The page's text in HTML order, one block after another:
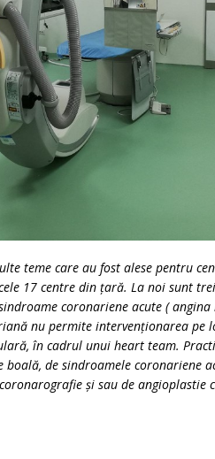
teme care au fost alese pentru
17 centre din țară. La noi sunt
coronariene acute (
nu permite intervenționarea pe
în cadrul unui heart team.
de sindroamele coronariene
și sau de